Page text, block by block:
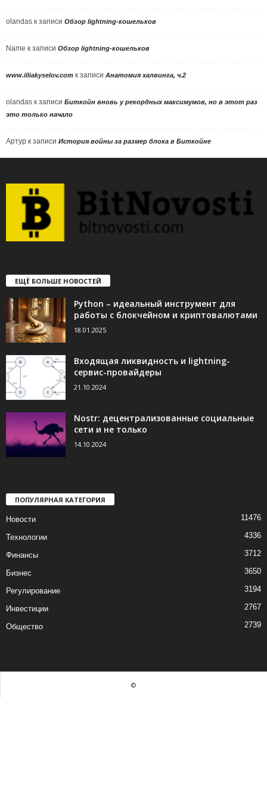
olandas к записи Обзор lightning-кошельков
Name к записи Обзор lightning-кошельков
www.illiakyselov.com к записи Анатомия халвинга, ч.2
olandas к записи Биткойн вновь у рекордных максимумов, но в этот раз
это только начало
Артур к записи История войны за размер блока в Биткойне
ЕЩЁ БОЛЬШЕ НОВОСТЕЙ
Python – идеальный инструмент для
работы с блокчейном и криптовалютами
18.01.2025
Входящая ликвидность и lightning-
сервис-провайдеры
21.10.2024
Nostr: децентрализованные социальные
сети и не только
14.10.2024
ПОПУЛЯРНАЯ КАТЕГОРИЯ
Новости 11476
Технологии 4336
Финансы 3712
Бизнес 3650
Регулирование 3194
Инвестиции 2767
Общество 2739
©